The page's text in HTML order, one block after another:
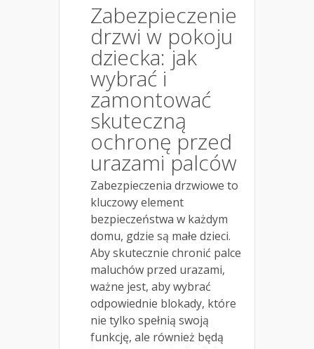
Zabezpieczenie
drzwi w pokoju
dziecka: jak
wybrać i
zamontować
skuteczną
ochronę przed
urazami palców
Zabezpieczenia drzwiowe to
kluczowy element
bezpieczeństwa w każdym
domu, gdzie są małe dzieci.
Aby skutecznie chronić palce
maluchów przed urazami,
ważne jest, aby wybrać
odpowiednie blokady, które
nie tylko spełnią swoją
funkcję, ale również będą